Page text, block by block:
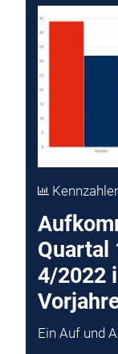
Quartal
4/2022
Ein Auf und